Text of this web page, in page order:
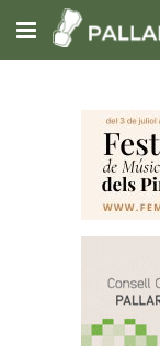
Subscriu-t'hi
Portada